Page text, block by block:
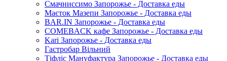
Смачниссимо Запорожье - Доставка еды
Маєток Мазепи Запорожье - Доставка еды
BAR.IN Запорожье - Доставка еды
COMEBACK кафе Запорожье - Доставка еды
Kari Запорожье - Доставка еды
Гастробар Вільний
Тіфліс Мануфактура Запорожье - Доставка еды